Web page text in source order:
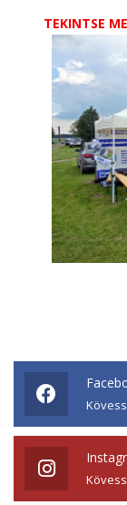
TEKINTSE